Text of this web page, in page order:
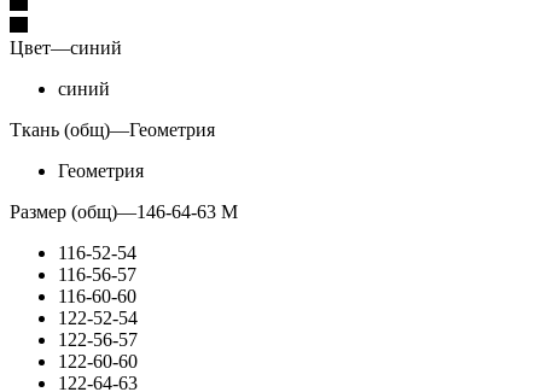
Цвет—синий
синий
Ткань (общ)—Геометрия
Геометрия
Размер (общ)—146-64-63 М
116-52-54
116-56-57
116-60-60
122-52-54
122-56-57
122-60-60
122-64-63